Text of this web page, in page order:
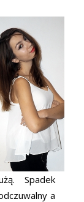
Spadek
a